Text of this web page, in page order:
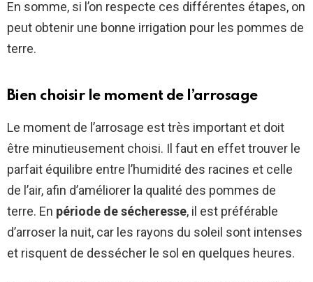
En somme, si l’on respecte ces différentes étapes, on
peut obtenir une bonne irrigation pour les pommes de
terre.
Bien choisir le moment de l’arrosage
Le moment de l’arrosage est très important et doit
être minutieusement choisi. Il faut en effet trouver le
parfait équilibre entre l’humidité des racines et celle
de l’air, afin d’améliorer la qualité des pommes de
terre. En période de sécheresse, il est préférable
d’arroser la nuit, car les rayons du soleil sont intenses
et risquent de dessécher le sol en quelques heures.